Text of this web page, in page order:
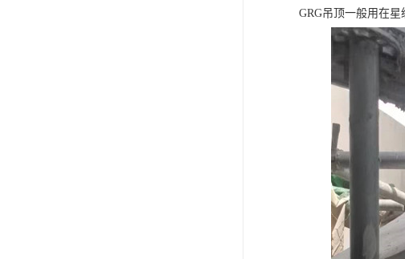
GRG吊顶一般用在